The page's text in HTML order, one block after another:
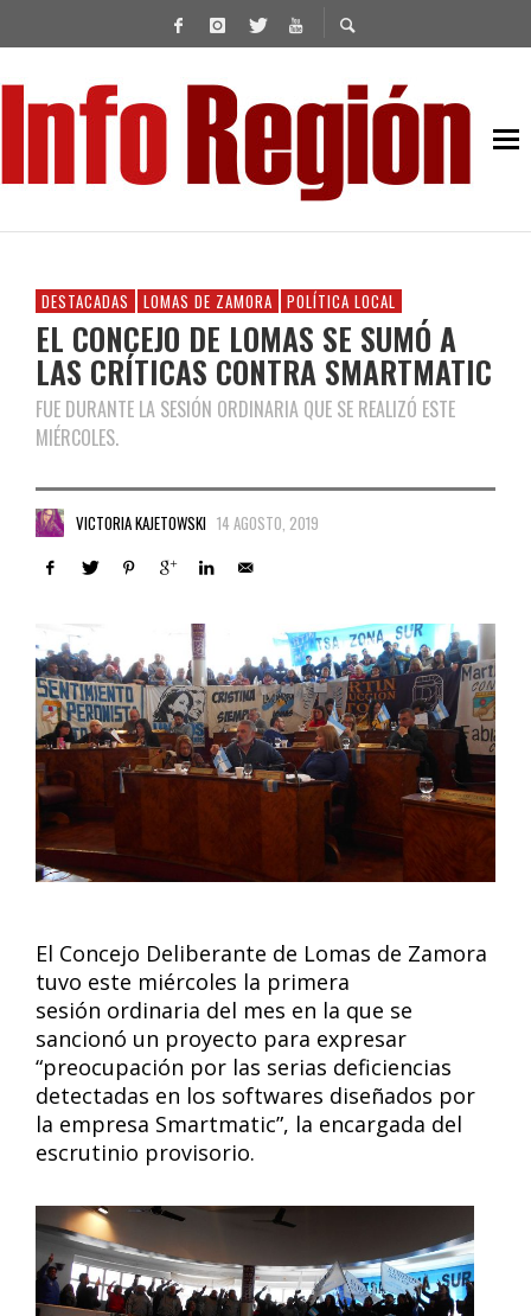
DESTACADAS LOMAS DE ZAMORA POLÍTICA LOCAL
EL CONCEJO DE LOMAS SE SUMÓ A
LAS CRÍTICAS CONTRA SMARTMATIC
FUE DURANTE LA SESIÓN ORDINARIA QUE SE REALIZÓ ESTE
MIÉRCOLES.
VICTORIA KAJETOWSKI 14 AGOSTO, 2019
El Concejo Deliberante de Lomas de Zamora
tuvo este miércoles la primera
sesión ordinaria del mes en la que se
sancionó un proyecto para expresar
“preocupación por las serias deficiencias
detectadas en los softwares diseñados por
la empresa Smartmatic”, la encargada del
escrutinio provisorio.